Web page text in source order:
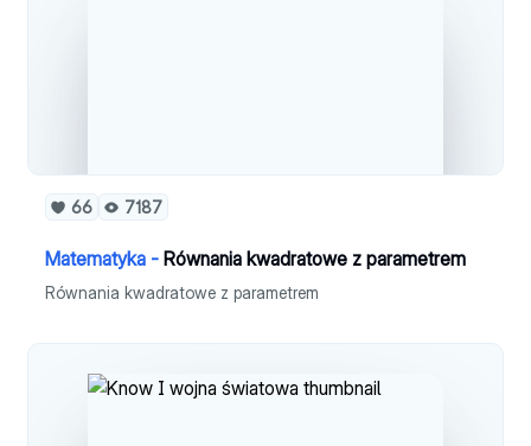
66 7187
Matematyka - Równania kwadratowe z parametrem
Równania kwadratowe z parametrem